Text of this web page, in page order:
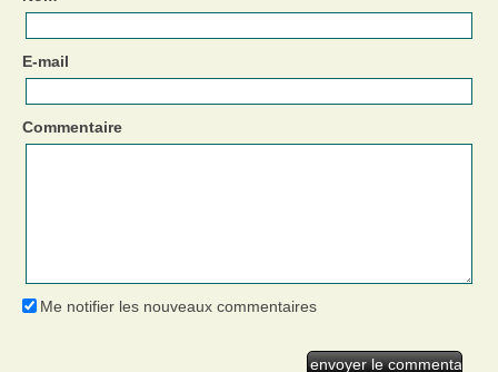
E-mail
Commentaire
Me notifier les nouveaux commentaires